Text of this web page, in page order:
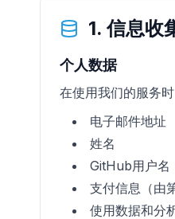
1. 信息收
个人数据
在使用我们的服务
电子邮件地址
姓名
GitHub用户名
支付信息（由
使用数据和分